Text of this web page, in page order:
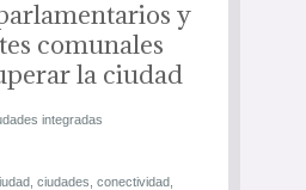
y
comunales
la ciudad
integradas
ciudades conectividad